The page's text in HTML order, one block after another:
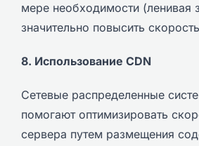
мере необходимости (ленивая
значительно повысить
8. Использование CDN
Сетевые распределенные
помогают оптимизировать
сервера путем размещения